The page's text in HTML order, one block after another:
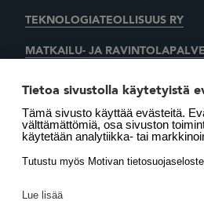
TEKNOLOGIATEOLLISUUS RY
MATKAILU- JA
SUOMEN LÄMMITYSTIETO OY
LÄMMITYSENERGIA YHDISTYS RY
Tietoa sivustolla käytetyistä
Tämä sivusto käyttää evästeitä.
välttämättömiä, osa sivuston
käytetään analytiikka- tai
Tutustu myös Motivan
Lue lisää